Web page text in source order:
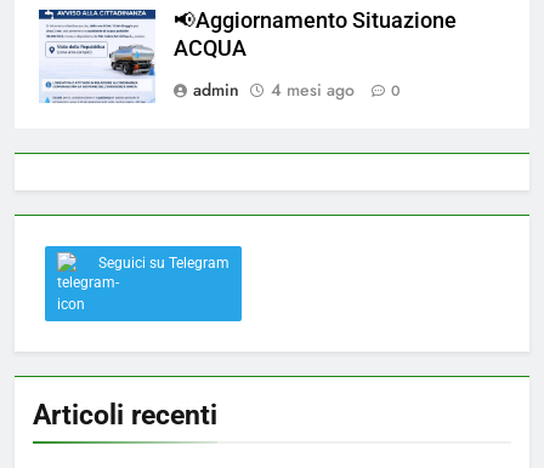
📢Aggiornamento Situazione
ACQUA
admin
4 mesi ago 0
Seguici su Telegram
Articoli recenti